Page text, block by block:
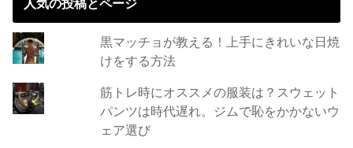
人気の投稿とページ
黒マッチョが教える！上手にきれいな日焼
けをする方法
筋トレ時にオススメの服装は？スウェット
パンツは時代遅れ。ジムで恥をかかないウ
ェア選び